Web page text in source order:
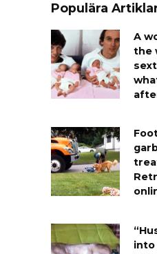
Populära
A
the